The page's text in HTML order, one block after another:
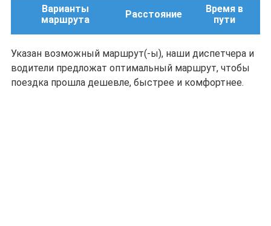
Варианты
маршрута
Расстояние
Время в
пути
Указан возможный маршрут(-ы), наши диспетчера и
водители предложат оптимальный маршрут, чтобы
поездка прошла дешевле, быстрее и комфортнее.